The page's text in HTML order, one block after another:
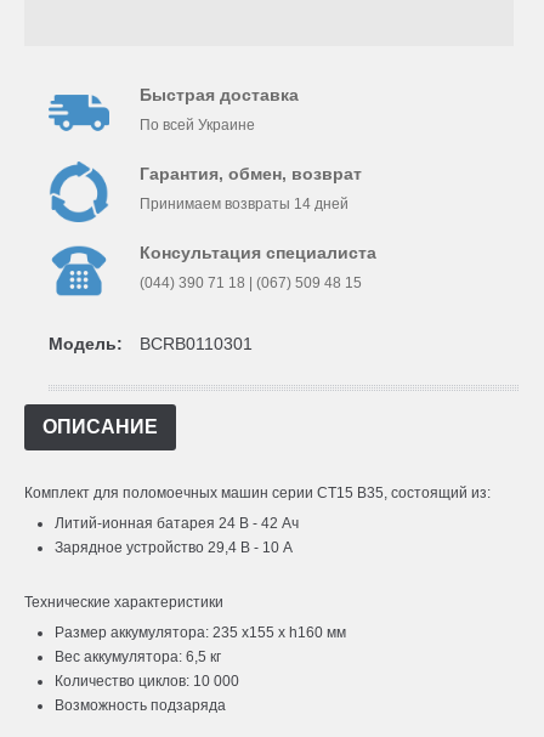
Быстрая доставка
По всей Украине
Гарантия, обмен, возврат
Принимаем возвраты 14 дней
Консультация специалиста
(044) 390 71 18 | (067) 509 48 15
Модель: BCRB0110301
ОПИСАНИЕ
Комплект для поломоечных машин серии CT15 B35, состоящий из:
Литий-ионная батарея 24 В - 42 Ач
Зарядное устройство 29,4 В - 10 А
Технические характеристики
Размер аккумулятора: 235 х155 х h160 мм
Вес аккумулятора: 6,5 кг
Количество циклов: 10 000
Возможность подзаряда